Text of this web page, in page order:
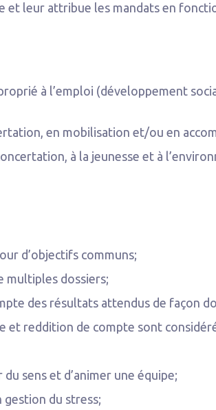
et leur attribue les mandats en
à l’emploi (développement
en mobilisation et/ou en
à la jeunesse et à
d’objectifs communs;
multiples dossiers;
des résultats attendus de façon
et reddition de compte sont
sens et d’animer une équipe;
du stress;